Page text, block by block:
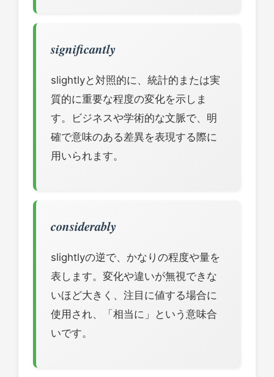
significantly
slightlyと対照的に、統計的または実
質的に重要な程度の変化を示しま
す。ビジネスや学術的な文脈で、明
確で意味のある差異を表現する際に
用いられます。
considerably
slightlyの逆で、かなりの程度や量を
表します。変化や違いが無視できな
いほど大きく、注目に値する場合に
使用され、「相当に」という意味合
いです。